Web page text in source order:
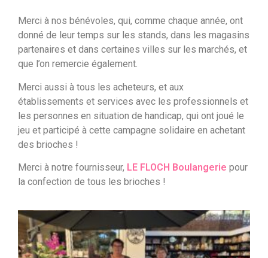
Merci à nos bénévoles, qui, comme chaque année, ont
donné de leur temps sur les stands, dans les magasins
partenaires et dans certaines villes sur les marchés, et
que l’on remercie également.
Merci aussi à tous les acheteurs, et aux
établissements et services avec les professionnels et
les personnes en situation de handicap, qui ont joué le
jeu et participé à cette campagne solidaire en achetant
des brioches !
Merci à notre fournisseur, LE FLOCH Boulangerie pour
la confection de tous les brioches !